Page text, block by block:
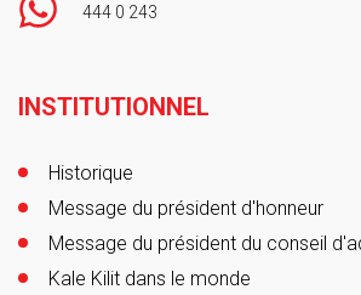
444 0 243
INSTITUTIONNEL
Historique
Message du président d'honneur
Message du président du conseil
Kale Kilit dans le monde